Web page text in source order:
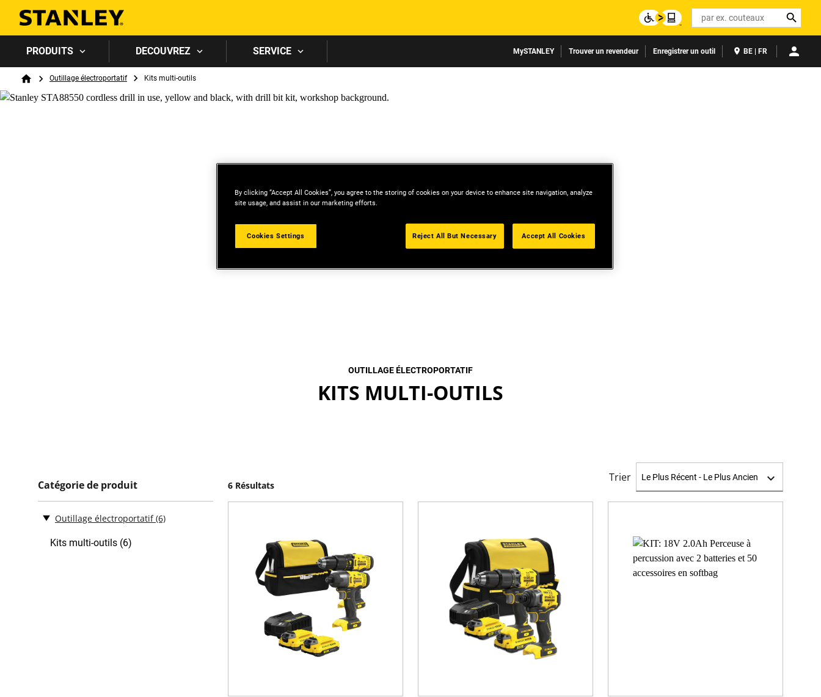
Search
PRODUITS DECOUVREZ SERVICE MySTANLEY Trouver un revendeur Enregistrer un outil BE | FR
Breadcrumb
HomeOutillage électroportatif Kits multi-outils
OUTILLAGE ÉLECTROPORTATIF
KITS MULTI-OUTILS
Catégorie de produit
Outillage électroportatif (6)
Kits multi-outils (6)
6 Résultats
Trier
By clicking “Accept All Cookies”, you agree to the storing of cookies on your device to enhance site navigation, analyze
site usage, and assist in our marketing efforts.
Cookies Settings Reject All But Necessary Accept All Cookies